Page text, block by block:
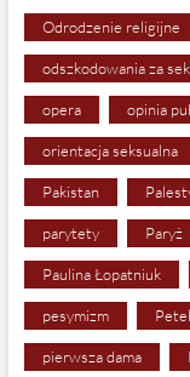
Odrodzenie religijne
odszkodowania za
opera opinia
orientacja seksualna
Pakistan
parytety Paryż
Paulina Łopatniuk
pesymizm
pierwsza dama